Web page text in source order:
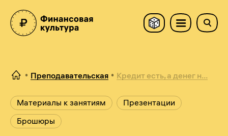
Преподавательская Кредит есть, а денег н...
Материалы к занятиям
Презентации
Брошюры